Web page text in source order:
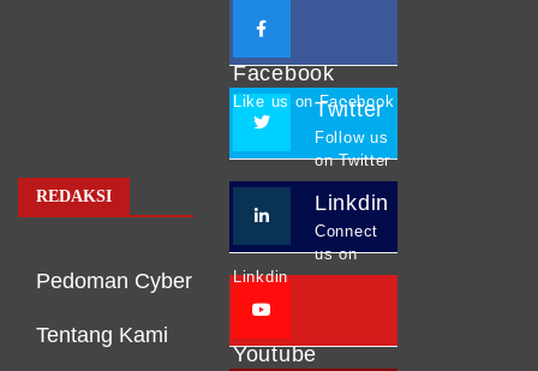
REDAKSI
Pedoman Cyber
Tentang Kami
Facebook
Like us on Facebook
Twitter
Follow us
on Twitter
Linkdin
Connect
us on
Linkdin
Youtube